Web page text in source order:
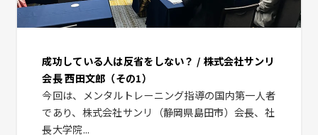
成功している人は反省をしない？ / 株式会社サンリ
会長 西田文郎（その1）
今回は、メンタルトレーニング指導の国内第一人者
であり、株式会社サンリ（静岡県島田市）会長、社
長大学院...